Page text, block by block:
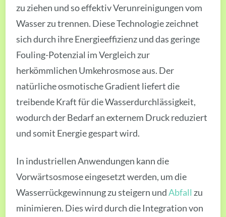
zu ziehen und so effektiv Verunreinigungen vom
Wasser zu trennen. Diese Technologie zeichnet
sich durch ihre Energieeffizienz und das geringe
Fouling-Potenzial im Vergleich zur
herkömmlichen Umkehrosmose aus. Der
natürliche osmotische Gradient liefert die
treibende Kraft für die Wasserdurchlässigkeit,
wodurch der Bedarf an externem Druck reduziert
und somit Energie gespart wird.
In industriellen Anwendungen kann die
Vorwärtsosmose eingesetzt werden, um die
Wasserrückgewinnung zu steigern undAbfall zu
minimieren. Dies wird durch die Integration von